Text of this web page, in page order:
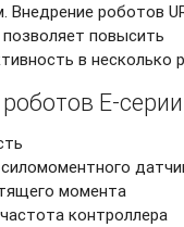
Внедрение роботов
повысить
в несколько
E-
момента
контроллера